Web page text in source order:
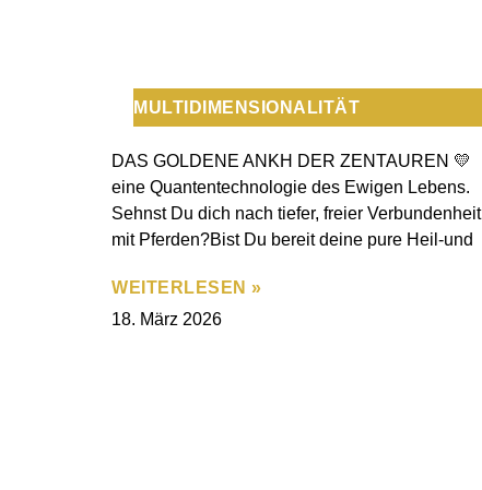
MULTIDIMENSIONALITÄT
DAS GOLDENE ANKH DER ZENTAUREN 💛
eine Quantentechnologie des Ewigen Lebens.
Sehnst Du dich nach tiefer, freier Verbundenheit
mit Pferden?Bist Du bereit deine pure Heil-und
WEITERLESEN »
18. März 2026